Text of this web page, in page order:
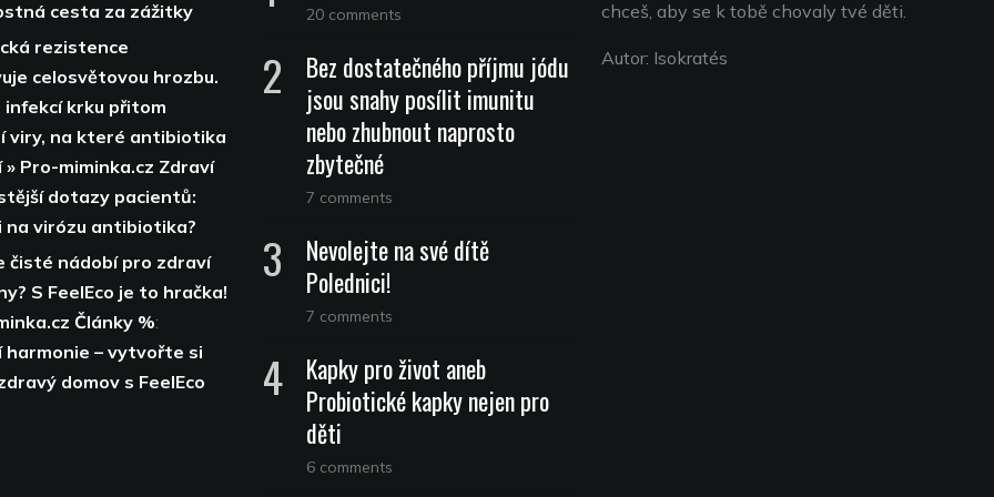
cesta za zážitky
rezistence
celosvětovou hrozbu.
infekcí krku přitom
viry, na které antibiotika
» Pro-miminka.cz Zdraví
dotazy pacientů:
na virózu antibiotika?
čisté nádobí pro zdraví
S FeelEco je to hračka!
Články %:
harmonie – vytvořte si
domov s FeelEco
20 comments
Bez dostatečného příjmu jódu
jsou snahy posílit imunitu
nebo zhubnout naprosto
zbytečné
7 comments
Nevolejte na své dítě
Polednici!
7 comments
Kapky pro život aneb
Probiotické kapky nejen pro
děti
6 comments
chceš, aby se k tobě chovaly tvé děti.
Autor: Isokratés